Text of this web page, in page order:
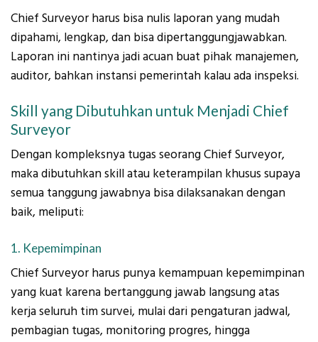
Chief Surveyor harus bisa nulis laporan yang mudah
dipahami, lengkap, dan bisa dipertanggungjawabkan.
Laporan ini nantinya jadi acuan buat pihak manajemen,
auditor, bahkan instansi pemerintah kalau ada inspeksi.
Skill yang Dibutuhkan untuk Menjadi Chief
Surveyor
Dengan kompleksnya tugas seorang Chief Surveyor,
maka dibutuhkan skill atau keterampilan khusus supaya
semua tanggung jawabnya bisa dilaksanakan dengan
baik, meliputi:
1. Kepemimpinan
Chief Surveyor harus punya kemampuan kepemimpinan
yang kuat karena bertanggung jawab langsung atas
kerja seluruh tim survei, mulai dari pengaturan jadwal,
pembagian tugas, monitoring progres, hingga